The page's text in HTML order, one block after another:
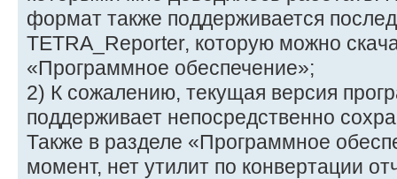
формат также поддерживается
TETRA_Reporter, которую можно
«Программное обеспечение»;
2) К сожалению, текущая версия
поддерживает непосредственно
Также в разделе «Программное
момент, нет утилит по конвертации